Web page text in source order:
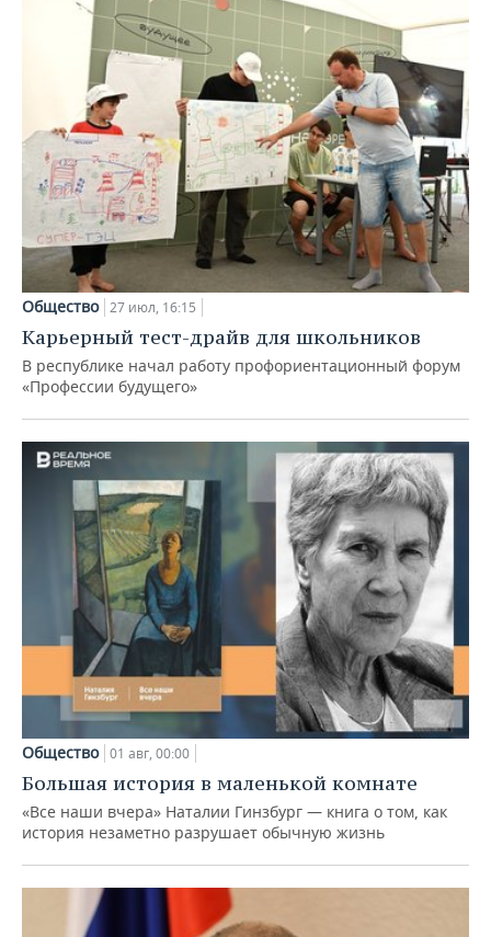
Общество 27 июл, 16:15
Карьерный тест-драйв для школьников
В республике начал работу профориентационный форум
«Профессии будущего»
Общество 01 авг, 00:00
Большая история в маленькой комнате
«Все наши вчера» Наталии Гинзбург — книга о том, как
история незаметно разрушает обычную жизнь